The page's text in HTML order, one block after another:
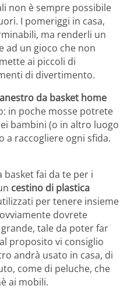
non è sempre possibile
I pomeriggi in casa,
ma renderli un
ad un gioco che non
ai piccoli di
di divertimento.
da basket home
in poche mosse potrete
bambini (o in altro luogo
a raccogliere ogni sfida.
basket fai da te per i
cestino di plastica
per tenere insieme
dovrete
tale da poter far
proposito vi consiglio
andrà usato in casa, di
come di peluche, che
ai mobili.